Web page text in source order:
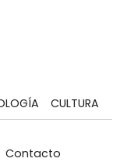
CULTURA
Contacto